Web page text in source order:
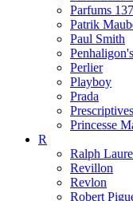
Parfums 137
Patrik
Paul Smith
Penhaligon's
Perlier
Playboy
Prada
Prescriptives
Princesse
R
Ralph
Revillon
Revlon
Robert